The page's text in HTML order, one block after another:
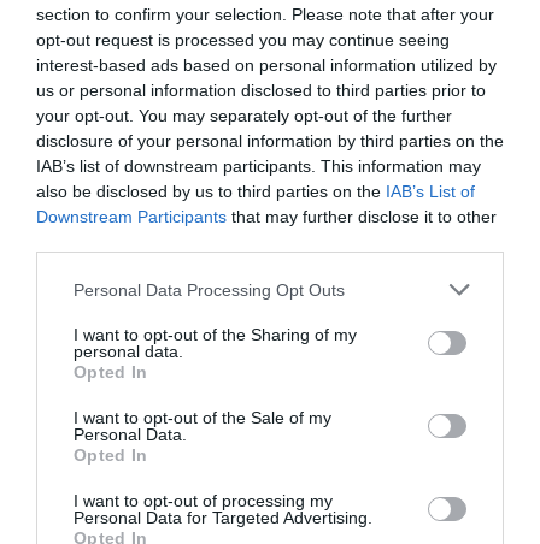
section to confirm your selection. Please note that after your
opt-out request is processed you may continue seeing
interest-based ads based on personal information utilized by
us or personal information disclosed to third parties prior to
your opt-out. You may separately opt-out of the further
disclosure of your personal information by third parties on the
IAB’s list of downstream participants. This information may
also be disclosed by us to third parties on the IAB’s List of
Downstream Participants that may further disclose it to other
Personal Data Processing Opt Outs
I want to opt-out of the Sharing of my
personal data.
Opted In
I want to opt-out of the Sale of my
Personal Data.
Opted In
I want to opt-out of processing my
Personal Data for Targeted Advertising.
Opted In
2.54 kmdal centro
0 Recensioni
TARIFFE
Hotel Conte Verde
5.22 km dal centro
Relais Delle Vele
Eccellente 9/10
TARIFFE
Hotel Europa